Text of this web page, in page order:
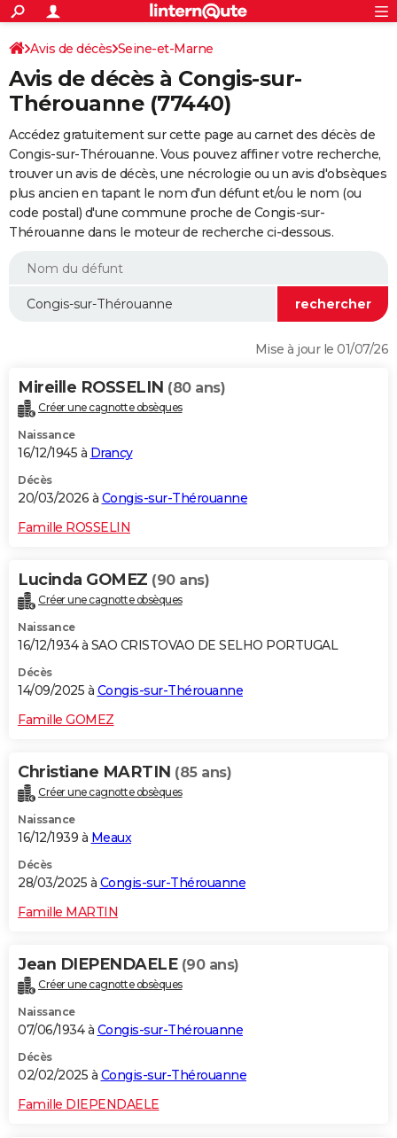
ACTUALITÉS
Politique
Société
Faits Divers
Education
Monde
Villes
+
SPORT
Coupe du monde 2026
Football
Tennis
Cyclisme
Rugby
Forum
CULTURE
FINANCE
Retraite
Impôts
Epargne
Immobilier
Risques naturels par ville
Banque
Assurance
Crédit
AUTO
Essais
Réserver un essai
Citadines
Berlines
SUV
Forum auto
+
HIGH-TECH
Mobiles
Meilleur smartphone
Internet
Ordinateurs
Jeux vidéo
Guide high-tech
+
BRICOLAGE
Forum
Aménagement intérieur
Extérieur
Cuisine
Salle de bains
Jardinage
Rangement
WEEK-END
Guides de France
Escapades
Patrimoine
Expositions
Musées
Week-end nature
LIFESTYLE
Alimentation
Guide de la santé
Maladies
Médicaments
Sommeil
VOYAGE
Destinations
City break
Voyage nature
Voyage de noces
Forum
Climat
+PHOTO
GUIDES D'ACHAT
BONS PLANS
CARTE DE VOEUX
Dictionnaire
Biographies
Citations
Expressions
Proverbes
PROGRAMME TV
COPAINS D'AVANT
S'inscrire
Se connecter
Lycées
Collèges
Primaires
Universités
Entreprises
Service militaire
Avis de recherche
AVIS DE DÉCÈS
S'inscrire
Connexion
Avis de décès Seine-et-Marne
Avis de décès à Congis-sur-
Thérouanne (77440)
Accédez gratuitement sur cette page au carnet des décès de
Congis-sur-Thérouanne. Vous pouvez affiner votre recherche,
trouver un avis de décès, une nécrologie ou un avis d'obsèques
plus ancien en tapant le nom d'un défunt et/ou le nom (ou
code postal) d'une commune proche de Congis-sur-
Thérouanne dans le moteur de recherche ci-dessous.
Mise à jour le 01/07/26
Mireille ROSSELIN (80 ans)
Créer une cagnotte obsèques
Naissance
16/12/1945 à Drancy
Décès
20/03/2026 à Congis-sur-Thérouanne
Famille ROSSELIN
Lucinda GOMEZ (90 ans)
Créer une cagnotte obsèques
Naissance
16/12/1934 à SAO CRISTOVAO DE SELHO PORTUGAL
Décès
14/09/2025 à Congis-sur-Thérouanne
Famille GOMEZ
Christiane MARTIN (85 ans)
Créer une cagnotte obsèques
Naissance
16/12/1939 à Meaux
Décès
28/03/2025 à Congis-sur-Thérouanne
Famille MARTIN
Jean DIEPENDAELE (90 ans)
Créer une cagnotte obsèques
Naissance
07/06/1934 à Congis-sur-Thérouanne
Décès
02/02/2025 à Congis-sur-Thérouanne
Famille DIEPENDAELE